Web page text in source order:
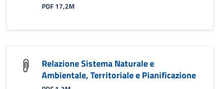
PDF 17,2M
Relazione Sistema Naturale e
Ambientale, Territoriale e Pianificazione